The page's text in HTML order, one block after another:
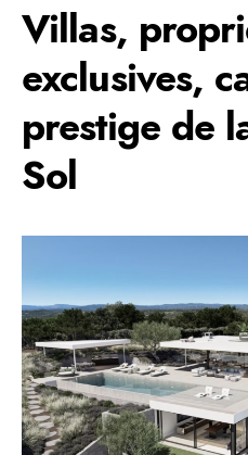
Villas,
exclusives,
prestige de
Sol